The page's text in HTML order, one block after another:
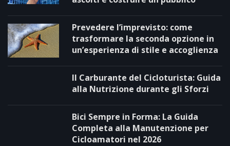
Prevedere l’imprevisto: come
trasformare la seconda opzione in
un’esperienza di stile e accoglienza
Il Carburante del Cicloturista: Guida
alla Nutrizione durante gli Sforzi
Bici Sempre in Forma: La Guida
Completa alla Manutenzione per
Cicloamatori nel 2026